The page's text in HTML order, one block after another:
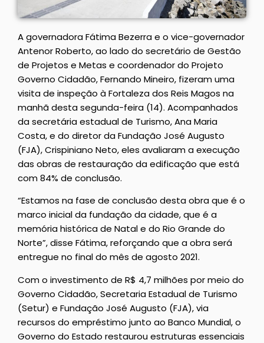
A governadora Fátima Bezerra e o vice-governador
Antenor Roberto, ao lado do secretário de Gestão
de Projetos e Metas e coordenador do Projeto
Governo Cidadão, Fernando Mineiro, fizeram uma
visita de inspeção à Fortaleza dos Reis Magos na
manhã desta segunda-feira (14). Acompanhados
da secretária estadual de Turismo, Ana Maria
Costa, e do diretor da Fundação José Augusto
(FJA), Crispiniano Neto, eles avaliaram a execução
das obras de restauração da edificação que está
com 84% de conclusão.
“Estamos na fase de conclusão desta obra que é o
marco inicial da fundação da cidade, que é a
memória histórica de Natal e do Rio Grande do
Norte”, disse Fátima, reforçando que a obra será
entregue no final do mês de agosto 2021.
Com o investimento de R$ 4,7 milhões por meio do
Governo Cidadão, Secretaria Estadual de Turismo
(Setur) e Fundação José Augusto (FJA), via
recursos do empréstimo junto ao Banco Mundial, o
Governo do Estado restaurou estruturas essenciais